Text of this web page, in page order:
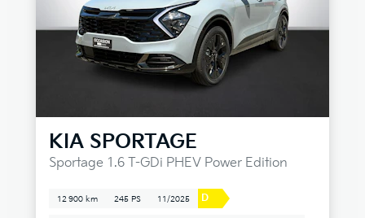
KIA SPORTAGE
Sportage 1.6 T-GDi PHEV Power Edition
12 900 km 245 PS 11/2025 D